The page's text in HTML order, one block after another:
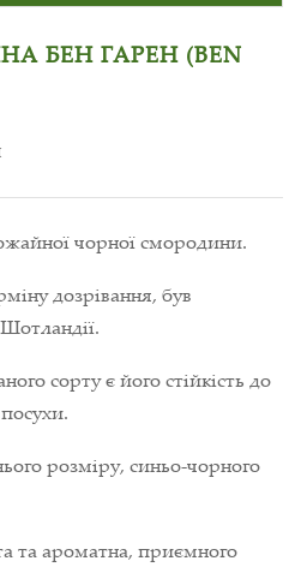
БЕН ГАРЕН (BEN
чорної смородини.
дозрівання, був
сорту є його стійкість до
розміру, синьо-чорного
та ароматна, приємного